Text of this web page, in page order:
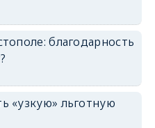
благодарность
«узкую» льготную